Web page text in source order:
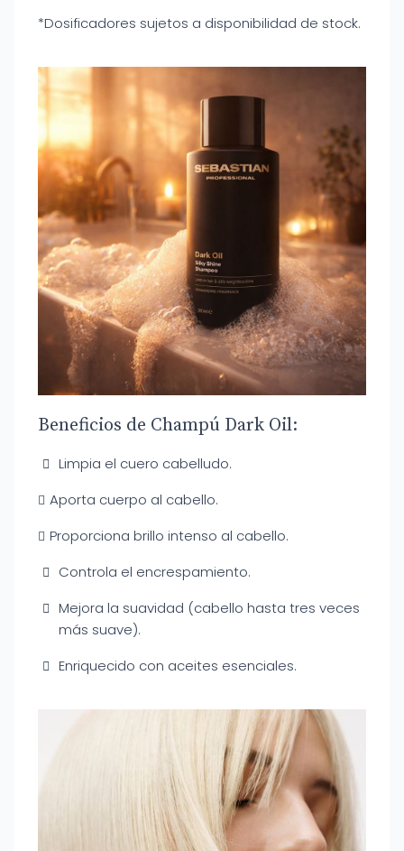
*Dosificadores sujetos a disponibilidad de stock.
Beneficios de Champú Dark Oil:
Limpia el cuero cabelludo.
Aporta cuerpo al cabello.
Proporciona brillo intenso al cabello.
Controla el encrespamiento.
Mejora la suavidad (cabello hasta tres veces
más suave).
Enriquecido con aceites esenciales.